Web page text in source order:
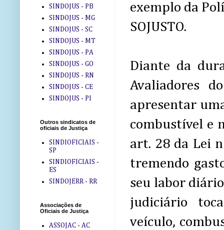
exemplo da
SOJUSTO.
Diante da
Avaliadores
apresentar
combustível e
art. 28 da Lei
tremendo
seu labor
judiciário
veículo,
SINDOJUS - PB
SINDOJUS - MG
SINDOJUS - SC
SINDOJUS - MT
SINDOJUS - PA
SINDOJUS - GO
SINDOJUS - RN
SINDOJUS - CE
SINDOJUS - PI
Outros sindicatos de
oficiais de Justiça
SINDIOFICIAIS -
SP
SINDIOFICIAIS -
ES
SINDOJERR - RR
Associações de
Oficiais de Justiça
ASSOJAC - AC